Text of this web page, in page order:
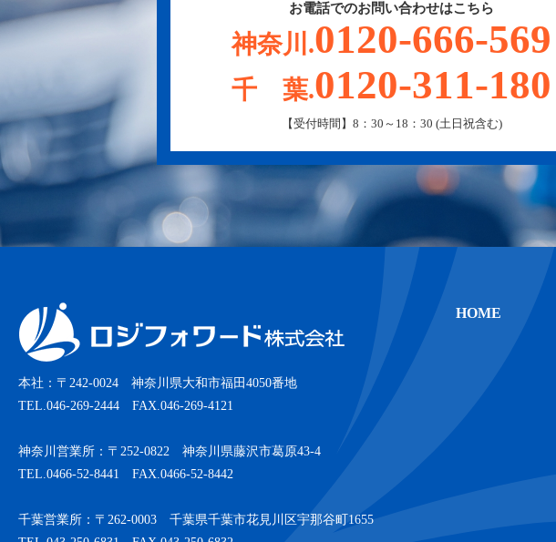
お電話でのお問い合わせはこちら
神奈川.0120-666-569
千 葉.0120-311-180
【受付時間】8：30～18：30 (土日祝含む)
本社：〒242-0024 神奈川県大和市福田4050番地
TEL.046-269-2444 FAX.046-269-4121
神奈川営業所：〒252-0822 神奈川県藤沢市葛原43-4
TEL.0466-52-8441 FAX.0466-52-8442
千葉営業所：〒262-0003 千葉県千葉市花見川区宇那谷町1655
HOME